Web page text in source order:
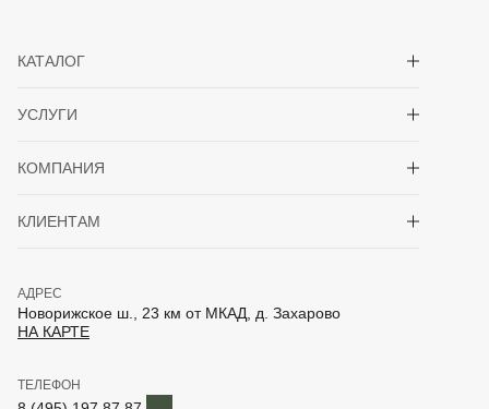
КАТАЛОГ
УСЛУГИ
КОМПАНИЯ
КЛИЕНТАМ
АДРЕС
Новорижское ш., 23 км от МКАД, д. Захарово
НА КАРТЕ
ТЕЛЕФОН